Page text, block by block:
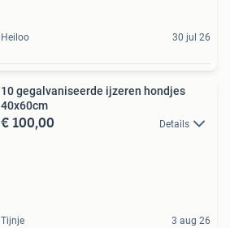
Heiloo 30 jul 26
10 gegalvaniseerde ijzeren hondjes
40x60cm
€ 100,00 Details
Tijnje 3 aug 26